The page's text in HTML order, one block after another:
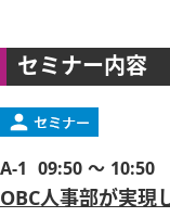
セミナー内容
A-1 09:50 ～ 10:50
OBC人事部が実現